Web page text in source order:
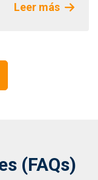
Leer más
(FAQs)